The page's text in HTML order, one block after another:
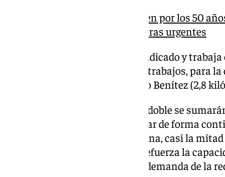
Los alcaldes del PP se reúnen por los 50
Fuengirola para exigir mejoras urgentes
En la actualidad, Adif ya ha adjudicado y
fase previa a la licitación de los trabajos, para
única Aeropuerto-Campamento Benítez (2,8
Estos nuevos kilómetros de vía doble se
duplicados y permitirán conectar de forma
entre María Zambrano y La Colina, casi la
kilómetros). De esta forma, se refuerza la
líneas de Cercanías con mayor demanda de la